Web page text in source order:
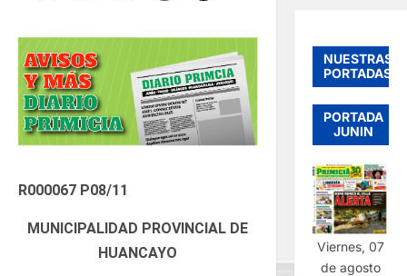
R000067 P08/11
MUNICIPALIDAD PROVINCIAL DE
HUANCAYO
NUESTRAS
PORTADAS
PORTADA
JUNIN
Viernes, 07
de agosto